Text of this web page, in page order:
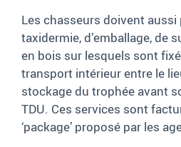
Les chasseurs doivent aussi
taxidermie, d’emballage, de
en bois sur lesquels sont
transport intérieur entre le
stockage du trophée avant
TDU. Ces services sont
‘package’ proposé par les